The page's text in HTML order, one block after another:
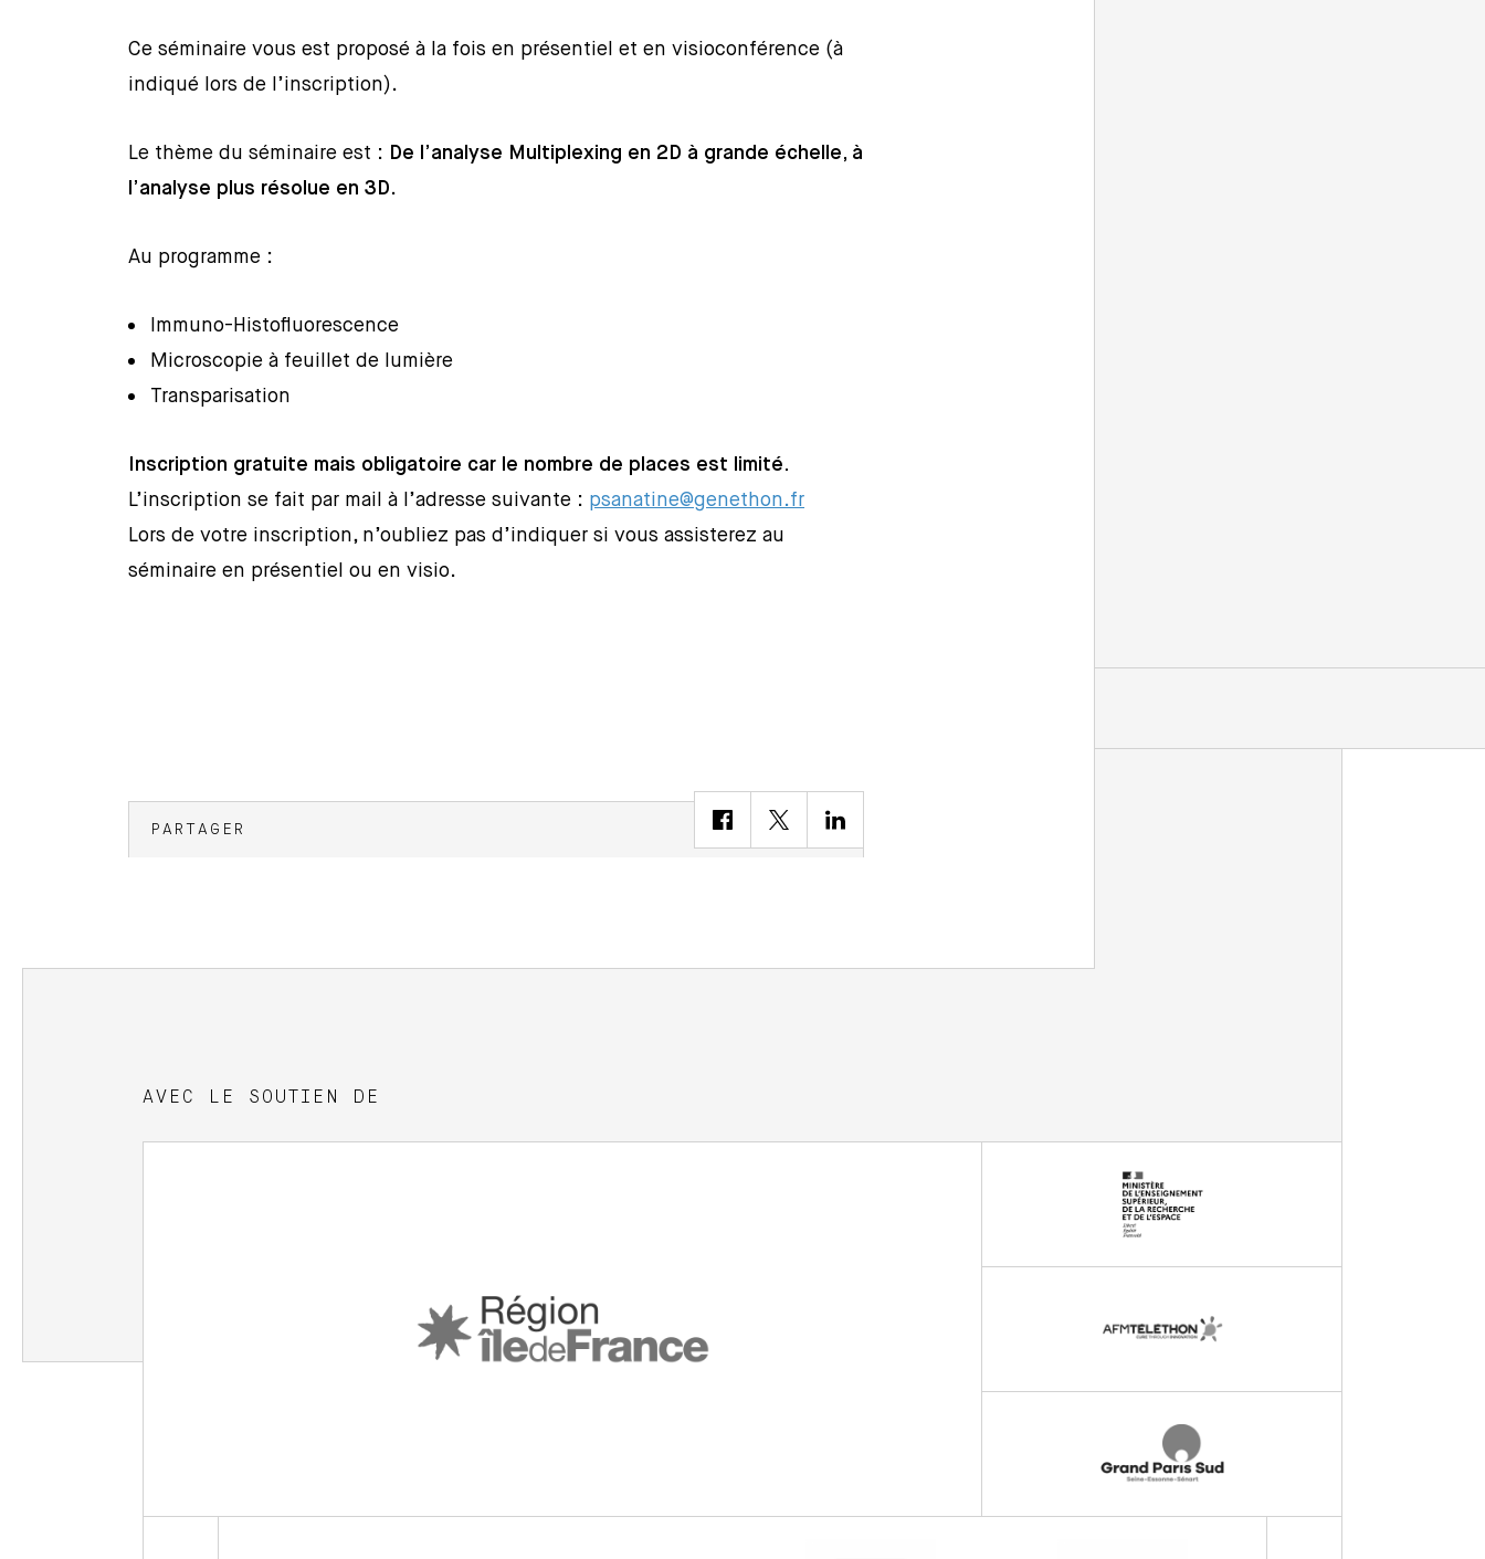
Ce séminaire vous est proposé à la fois en présentiel et en visioconférence (à
indiqué lors de l’inscription).
Le thème du séminaire est : De l’analyse Multiplexing en 2D à grande échelle, à
l’analyse plus résolue en 3D.
Au programme :
Immuno-Histofluorescence
Microscopie à feuillet de lumière
Transparisation
Inscription gratuite mais obligatoire car le nombre de places est limité.
L’inscription se fait par mail à l’adresse suivante : psanatine@genethon.fr
Lors de votre inscription, n’oubliez pas d’indiquer si vous assisterez au
séminaire en présentiel ou en visio.
PARTAGER
AVEC LE SOUTIEN DE